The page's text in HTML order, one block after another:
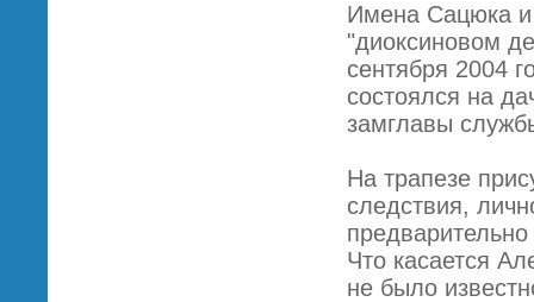
Имена Сацюка и
"диоксиновом
сентября 2004
состоялся на
замглавы
На трапезе
следствия,
Что касается
не было